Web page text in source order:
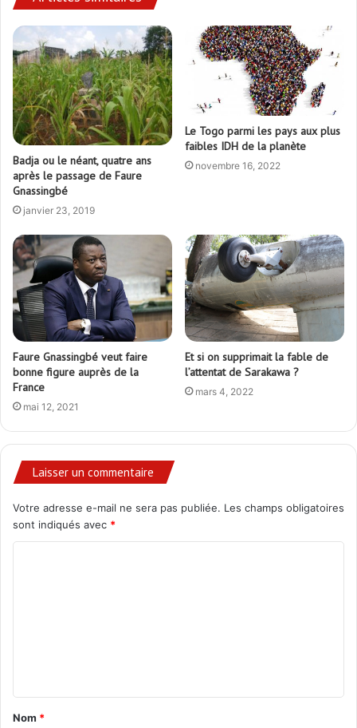
Badja ou le néant, quatre ans
après le passage de Faure
Gnassingbé
janvier 23, 2019
Le Togo parmi les pays aux plus
faibles IDH de la planète
novembre 16, 2022
Faure Gnassingbé veut faire
bonne figure auprès de la
France
mai 12, 2021
Et si on supprimait la fable de
l’attentat de Sarakawa ?
mars 4, 2022
Laisser un commentaire
Votre adresse e-mail ne sera pas publiée. Les champs obligatoires
sont indiqués avec *
t
a
Nom *